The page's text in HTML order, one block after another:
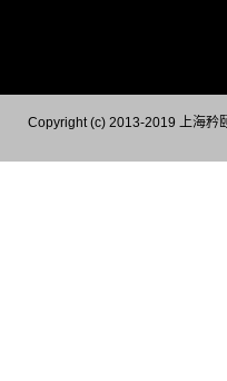
Copyright (c) 2013-2019 上海矜